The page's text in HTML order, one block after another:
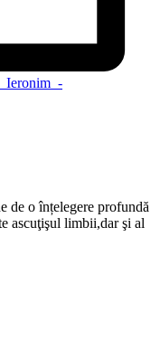
de o înțelegere profundă
ascuţişul limbii,dar şi al